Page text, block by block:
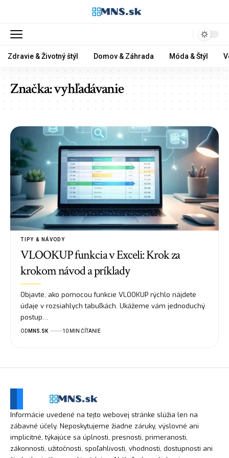
Zdravie & Životný štýl Domov & Záhrada Móda & Štýl
Značka:vyhľadávanie
TIPY & NÁVODY
VLOOKUP funkcia v Exceli: Krok za
krokom návod a príklady
Objavte, ako pomocou funkcie VLOOKUP rýchlo nájdete
údaje v rozsiahlych tabuľkách. Ukážeme vám jednoduchý
postup…
OD MNS.SK 10 MIN ČÍTANIE
Informácie uvedené na tejto webovej stránke slúžia len na
zábavné účely. Neposkytujeme žiadne záruky, výslovné ani
implicitné, týkajúce sa úplnosti, presnosti, primeranosti,
zákonnosti, užitočnosti, spoľahlivosti, vhodnosti, dostupnosti ani